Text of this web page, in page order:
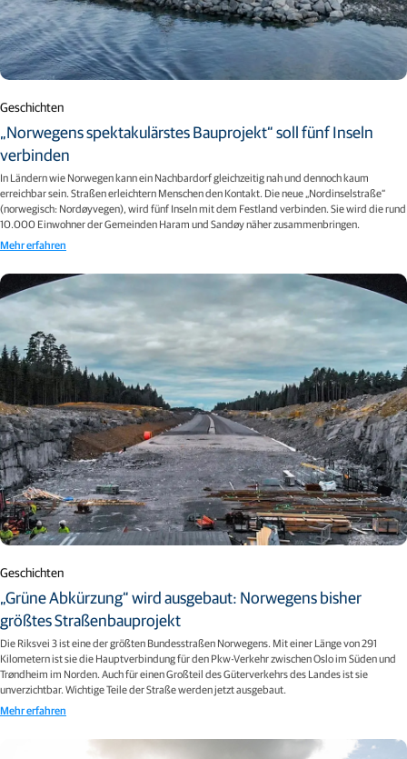
Geschichten
„Norwegens spektakulärstes Bauprojekt“ soll fünf Inseln
verbinden
In Ländern wie Norwegen kann ein Nachbardorf gleichzeitig nah und dennoch kaum
erreichbar sein. Straßen erleichtern Menschen den Kontakt. Die neue „Nordinselstraße“
(norwegisch: Nordøyvegen), wird fünf Inseln mit dem Festland verbinden. Sie wird die rund
10.000 Einwohner der Gemeinden Haram und Sandøy näher zusammenbringen.
Mehr erfahren
Geschichten
„Grüne Abkürzung“ wird ausgebaut: Norwegens bisher
größtes Straßenbauprojekt
Die Riksvei 3 ist eine der größten Bundesstraßen Norwegens. Mit einer Länge von 291
Kilometern ist sie die Hauptverbindung für den Pkw-Verkehr zwischen Oslo im Süden und
Trøndheim im Norden. Auch für einen Großteil des Güterverkehrs des Landes ist sie
unverzichtbar. Wichtige Teile der Straße werden jetzt ausgebaut.
Mehr erfahren